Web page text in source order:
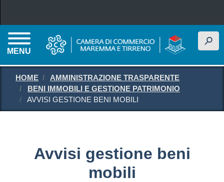
MENU
h
HOME
AMMINISTRAZIONE TRASPARENTE
BENI IMMOBILI E GESTIONE PATRIMONIO
AVVISI GESTIONE BENI MOBILI
Avvisi gestione beni
mobili